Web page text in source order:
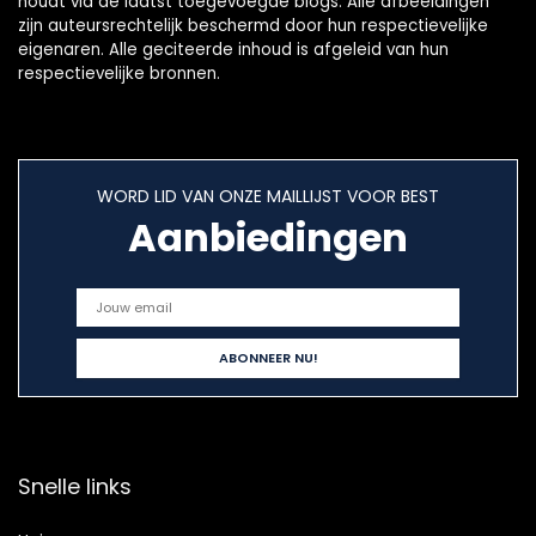
zijn auteursrechtelijk beschermd door hun respectievelijke
eigenaren. Alle geciteerde inhoud is afgeleid van hun
respectievelijke bronnen.
WORD LID VAN ONZE MAILLIJST VOOR BEST
Aanbiedingen
Snelle links